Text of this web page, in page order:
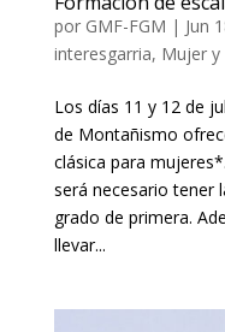
por GMF-FGM | Jun
interesgarria, Mujer
Los días 11 y 12 de
de Montañismo
clásica para
será necesario tener
grado de primera.
llevar...